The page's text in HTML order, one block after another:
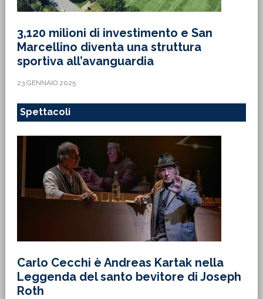
3,120 milioni di investimento e San
Marcellino diventa una struttura
sportiva all’avanguardia
23 GENNAIO 2025
Spettacoli
Carlo Cecchi è Andreas Kartak nella
Leggenda del santo bevitore di Joseph
Roth